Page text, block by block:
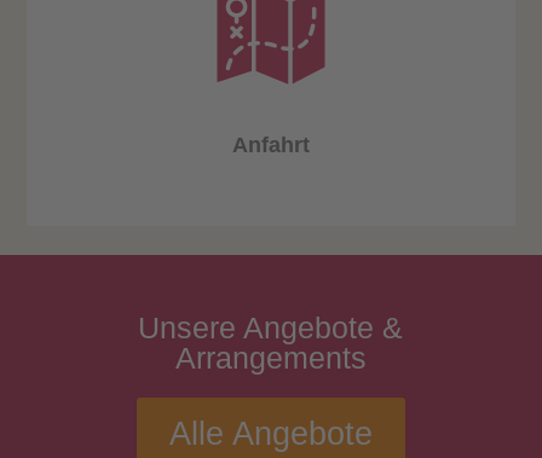
Anfahrt
UnsereAngebote &
Arrangements
Alle Angebote